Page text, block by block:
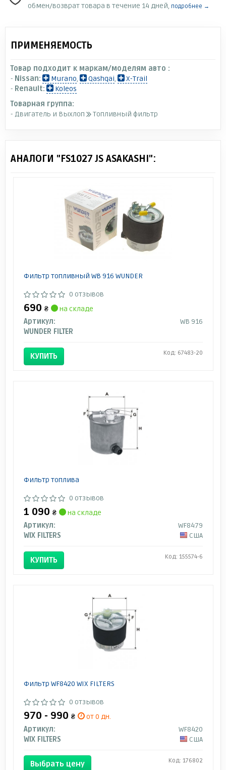
обмен/возврат товара в течение 14 дней, подробнее →
ПРИМЕНЯЕМОСТЬ
Товар подходит к маркам/моделям авто :
- Nissan: Murano, Qashqai,
X-Trail
- Renault:
Koleos
Товарная группа:
- Двигатель и Выхлоп
Топливный фильтр
АНАЛОГИ "FS1027 JS ASAKASHI":
Фильтр топливный WB 916 WUNDER
0 отзывов
690 ₴
на складе
Артикул:
WB 916
WUNDER FILTER
КУПИТЬ Код: 67483-20
Фильтр топлива
0 отзывов
1 090 ₴
на складе
Артикул:
WF8479
WIX FILTERS
США
КУПИТЬ Код: 155574-6
Фильтр WF8420 WIX FILTERS
0 отзывов
970 - 990 ₴
от 0 дн.
Артикул:
WF8420
WIX FILTERS
США
Выбрать цену Код: 176802